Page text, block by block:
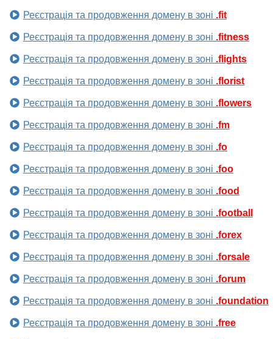
Реєстрація та продовження домену в зоні .fit
Реєстрація та продовження домену в зоні .fitness
Реєстрація та продовження домену в зоні .flights
Реєстрація та продовження домену в зоні .florist
Реєстрація та продовження домену в зоні .flowers
Реєстрація та продовження домену в зоні .fm
Реєстрація та продовження домену в зоні .fo
Реєстрація та продовження домену в зоні .foo
Реєстрація та продовження домену в зоні .food
Реєстрація та продовження домену в зоні .football
Реєстрація та продовження домену в зоні .forex
Реєстрація та продовження домену в зоні .forsale
Реєстрація та продовження домену в зоні .forum
Реєстрація та продовження домену в зоні .foundation
Реєстрація та продовження домену в зоні .free